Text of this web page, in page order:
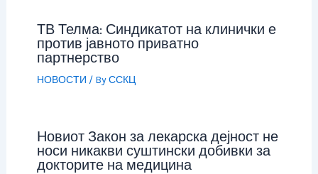
ТВ Телма: Синдикатот на клинички е
против јавното приватно
партнерство
НОВОСТИ / ByССКЦ
Новиот Закон за лекарска дејност не
носи никакви суштински добивки за
докторите на медицина